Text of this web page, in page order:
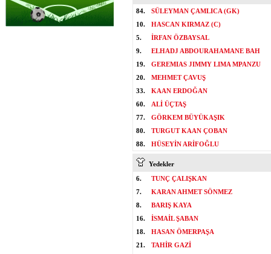
84.
SÜLEYMAN ÇAMLICA (GK)
10.
HASCAN KIRMAZ (C)
5.
İRFAN ÖZBAYSAL
9.
ELHADJ ABDOURAHAMANE BAH
19.
GEREMIAS JIMMY LIMA MPANZU
20.
MEHMET ÇAVUŞ
33.
KAAN ERDOĞAN
60.
ALİ ÜÇTAŞ
77.
GÖRKEM BÜYÜKAŞIK
80.
TURGUT KAAN ÇOBAN
88.
HÜSEYİN ARİFOĞLU
Yedekler
6.
TUNÇ ÇALIŞKAN
7.
KARAN AHMET SÖNMEZ
8.
BARIŞ KAYA
16.
İSMAİL ŞABAN
18.
HASAN ÖMERPAŞA
21.
TAHİR GAZİ